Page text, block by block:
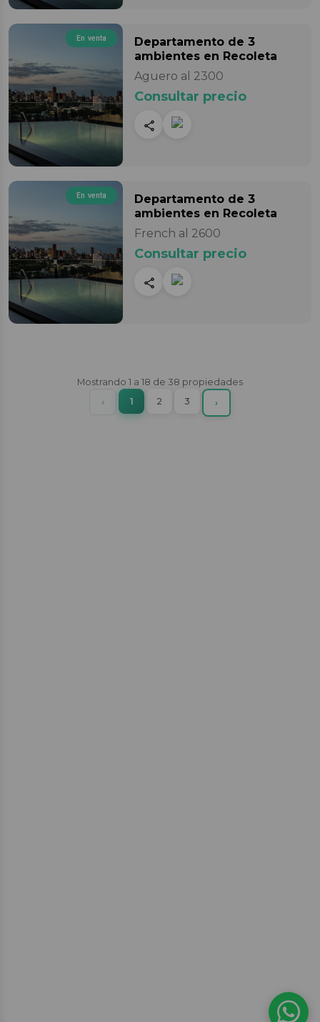
En venta Departamento de 3
ambientes en Recoleta
Aguero al 2300
Consultar precio
En venta Departamento de 3
ambientes en Recoleta
French al 2600
Consultar precio
Mostrando 1 a 18 de 38 propiedades
‹ Previous
1(current)
2 3 ›Next